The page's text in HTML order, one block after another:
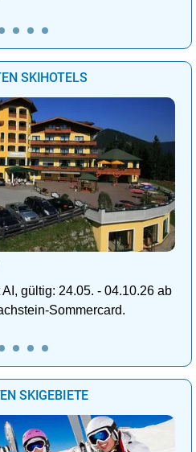
SKIHOTELS
gültig: 24.05. - 04.10.26 ab
Sommercard.
SKIGEBIETE